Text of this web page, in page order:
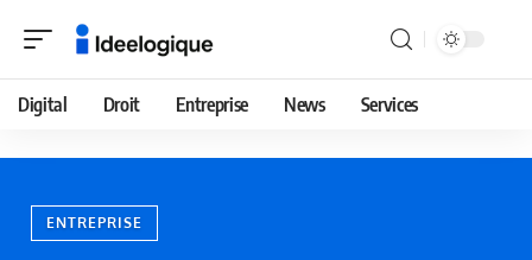
Digital Droit Entreprise News Services
ENTREPRISE